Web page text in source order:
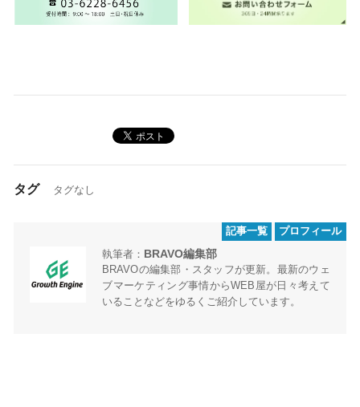
タグ タグなし
執筆者： BRAVO編集部
BRAVOの編集部・スタッフが更新。最新のウェ
ブマーケティング事情からWEB屋が日々考えて
いることなどをゆるくご紹介しています。
記事一覧 プロフィール